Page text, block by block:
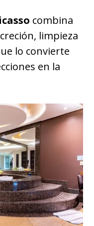
combina
limpieza
lo convierte
en la